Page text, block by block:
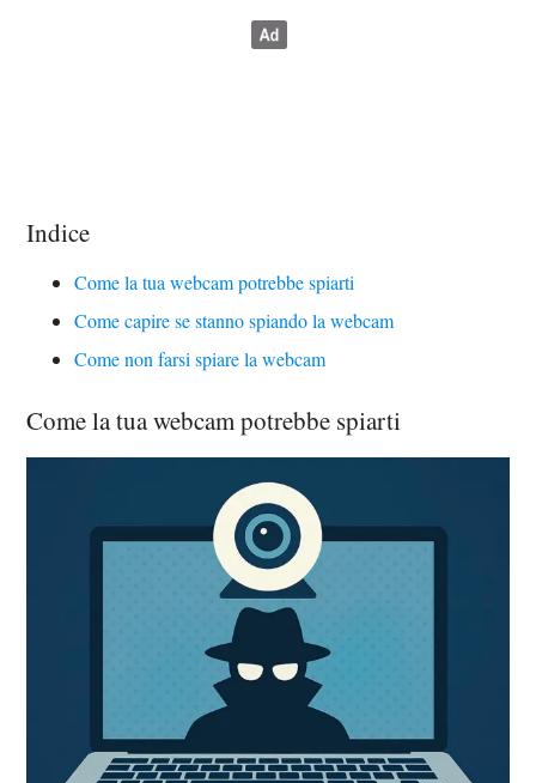
Indice
Come la tua webcam potrebbe spiarti
Come capire se stanno spiando la webcam
Come non farsi spiare la webcam
Come la tua webcam potrebbe spiarti